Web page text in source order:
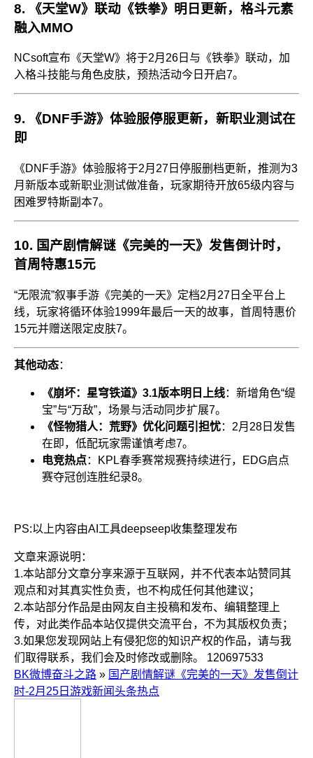
8.
《天堂W》联动《铁拳》明日更新，格斗元素
融入MMO
NCsoft宣布《天堂W》将于2月26日与《铁拳》联动，加
入格斗技能与角色皮肤，预热活动今日开启7。
9.
《DNF手游》体验服停服更新，新职业测试在
即
《DNF手游》体验服将于2月27日停服删档更新，推测为3
月新版本或新职业测试做准备，玩家期待开放65级内容与
困难罗特斯副本7。
10. 国产剧情解谜《完美的一天》发售倒计时，
首周特惠15元
“无限流”叙事手游《完美的一天》定档2月27日全平台上
线，玩家将循环体验1999年最后一天的故事，首周特惠价
15元并赠送限定皮肤7。
其他动态：
《崩坏：星穹铁道》3.1版本明日上线：新增角色“缇
宝”与“万敌”，场景与活动同步扩展7。
《怪物猎人：荒野》优化问题引担忧：2月28日发售
在即，低配玩家需谨慎考虑7。
电竞热点：KPL春季赛常规赛持续进行，EDG启点
赛夺冠创连胜纪录8。
PS:以上内容由AI工具deepseep收集整理发布
文章来源说明：
1.本站部分文章分享来源于互联网，并不代表本站赞同其
观点和对其真实性负责，也不构成任何其他建议；
2.本站部分作品是由网友自主投稿和发布、编辑整理上
传，对此类作品本站仅提供交流平台，不为其版权负责；
3.如果您发现网站上有侵犯您的知识产权的作品，请与我
们取得联系，我们会及时修改或删除。
120697533
BK微博奋斗之路 » 国产剧情解谜《完美的一天》发售倒计
时-2月25日游戏新闻头条热点